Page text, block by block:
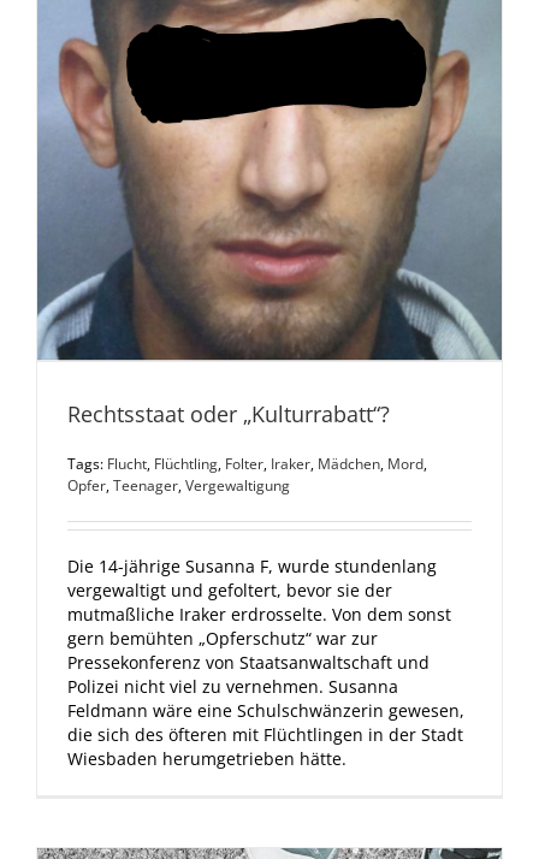
Rechtsstaat oder „Kulturrabatt“?
Tags: Flucht, Flüchtling, Folter, Iraker, Mädchen, Mord,
Opfer,Teenager,Vergewaltigung
Die 14-jährige Susanna F, wurde stundenlang
vergewaltigt und gefoltert, bevor sie der
mutmaßliche Iraker erdrosselte. Von dem sonst
gern bemühten „Opferschutz“ war zur
Pressekonferenz von Staatsanwaltschaft und
Polizei nicht viel zu vernehmen. Susanna
Feldmann wäre eine Schulschwänzerin gewesen,
die sich des öfteren mit Flüchtlingen in der Stadt
Wiesbaden herumgetrieben hätte.